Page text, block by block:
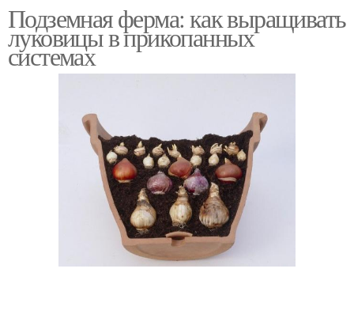
Подземная ферма: как выращивать
луковицы в прикопанных
системах